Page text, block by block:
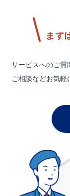
まず
サービスへのご質
ご相談などお気軽